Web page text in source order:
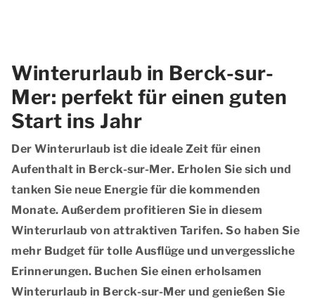
Winterurlaub in Berck-sur-
Mer: perfekt für einen guten
Start ins Jahr
Der Winterurlaub ist die ideale Zeit für einen
Aufenthalt in Berck-sur-Mer. Erholen Sie sich und
tanken Sie neue Energie für die kommenden
Monate. Außerdem profitieren Sie in diesem
Winterurlaub von attraktiven Tarifen. So haben Sie
mehr Budget für tolle Ausflüge und unvergessliche
Erinnerungen. Buchen Sie einen erholsamen
Winterurlaub in Berck-sur-Mer und genießen Sie